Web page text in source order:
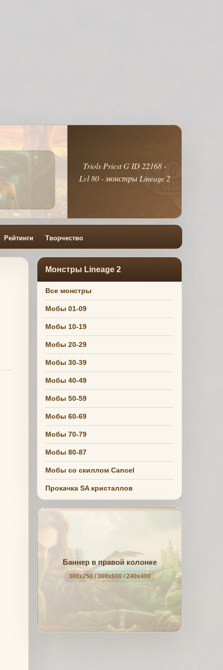
Triols Priest G ID 22168 -
Lvl 80 - монстры Lineage 2
Рейтинги Творчество
Монстры Lineage 2
Все монстры
Мобы 01-09
Мобы 10-19
Мобы 20-29
Мобы 30-39
Мобы 40-49
Мобы 50-59
Мобы 60-69
Мобы 70-79
Мобы 80-87
Мобы со скиллом Cancel
Прокачка SA кристаллов
Баннер в правой колонке
300x250 / 300x600 / 240x400